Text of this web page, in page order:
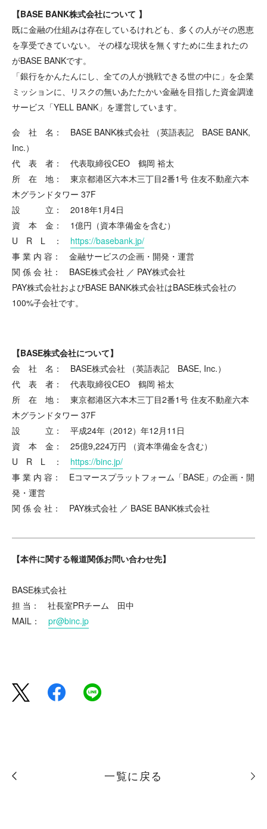
【BASE BANK株式会社について 】
既に金融の仕組みは存在しているけれども、多くの人がその恩恵
を享受できていない。 その様な現状を無くすために生まれたの
がBASE BANKです。
「銀行をかんたんにし、全ての人が挑戦できる世の中に」を企業
ミッションに、リスクの無いあたたかい金融を目指した資金調達
サービス「YELL BANK」を運営しています。
会 社 名： BASE BANK株式会社 （英語表記 BASE BANK,
Inc.）
代 表 者： 代表取締役CEO 鶴岡 裕太
所 在 地： 東京都港区六本木三丁目2番1号 住友不動産六本
木グランドタワー 37F
設 立： 2018年1月4日
資 本 金： 1億円（資本準備金を含む）
U R L ： https://basebank.jp/
事 業 内 容： 金融サービスの企画・開発・運営
関 係 会 社： BASE株式会社 ／ PAY株式会社
PAY株式会社およびBASE BANK株式会社はBASE株式会社の
100%子会社です。
【BASE株式会社について】
会 社 名： BASE株式会社 （英語表記 BASE, Inc.）
代 表 者： 代表取締役CEO 鶴岡 裕太
所 在 地： 東京都港区六本木三丁目2番1号 住友不動産六本
木グランドタワー 37F
設 立： 平成24年（2012）年12月11日
資 本 金： 25億9,224万円 （資本準備金を含む）
U R L ： https://binc.jp/
事 業 内 容： Eコマースプラットフォーム「BASE」の企画・開
発・運営
関 係 会 社： PAY株式会社 ／ BASE BANK株式会社
【本件に関する報道関係お問い合わせ先】
BASE株式会社
担 当： 社長室PRチーム 田中
MAIL： pr@binc.jp
一覧に戻る